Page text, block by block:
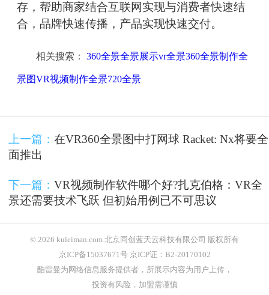
存，帮助商家结合互联网实现与消费者快速结
合，品牌快速传播，产品实现快速交付。
相关搜索： 360全景全景展示vr全景360全景制作全
景图VR视频制作全景720全景
上一篇： 在VR360全景图中打网球 Racket: Nx将要全
面推出
下一篇： VR视频制作软件哪个好?扎克伯格：VR全
景还需要技术飞跃 但初始用例已不可思议
© 2026 kuleiman.com 北京同创蓝天云科技有限公司 版权所有
京ICP备15037671号 京ICP证：B2-20170102
酷雷曼为网络信息服务提供者，所展示内容为用户上传，
投资有风险，加盟需谨慎